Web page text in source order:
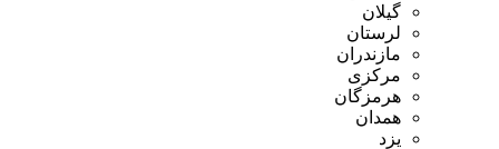
گیلان
لرستان
مازندران
مرکزی
هرمزگان
همدان
یزد